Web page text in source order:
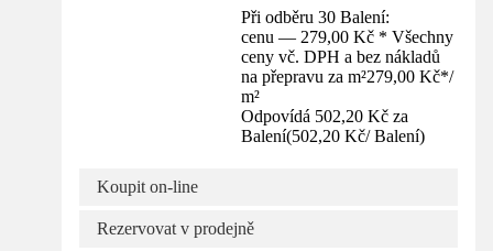
Při odběru 30 Balení:
cenu — 279,00 Kč * Všechny
ceny vč. DPH a bez nákladů
na přepravu za m²279,00 Kč*/
m²
Odpovídá 502,20 Kč za
Balení(502,20 Kč/ Balení)
Koupit on-line
Rezervovat v prodejně